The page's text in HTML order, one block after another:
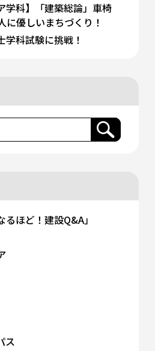
学科】「建築総論」車椅
に優しいまちづくり！
科試験に挑戦！
ほど！建設Q&A」
ス